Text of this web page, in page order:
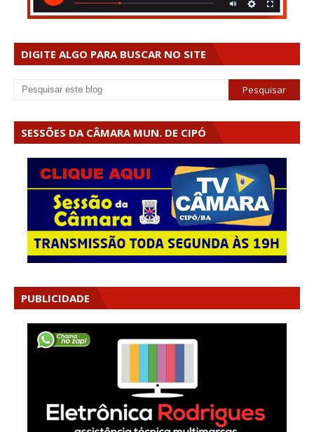
DIGITE ALGO PARA BUSCAR NO SITE
SESSÕES DA CÂMARA MUN. DE CIPÓ
PUBLICIDADE